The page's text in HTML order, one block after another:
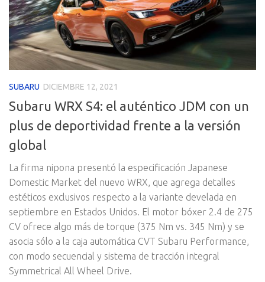
SUBARU DICIEMBRE 12, 2021
Subaru WRX S4: el auténtico JDM con un
plus de deportividad frente a la versión
global
La firma nipona presentó la especificación Japanese
Domestic Market del nuevo WRX, que agrega detalles
estéticos exclusivos respecto a la variante develada en
septiembre en Estados Unidos. El motor bóxer 2.4 de 275
CV ofrece algo más de torque (375 Nm vs. 345 Nm) y se
asocia sólo a la caja automática CVT Subaru Performance,
con modo secuencial y sistema de tracción integral
Symmetrical All Wheel Drive.